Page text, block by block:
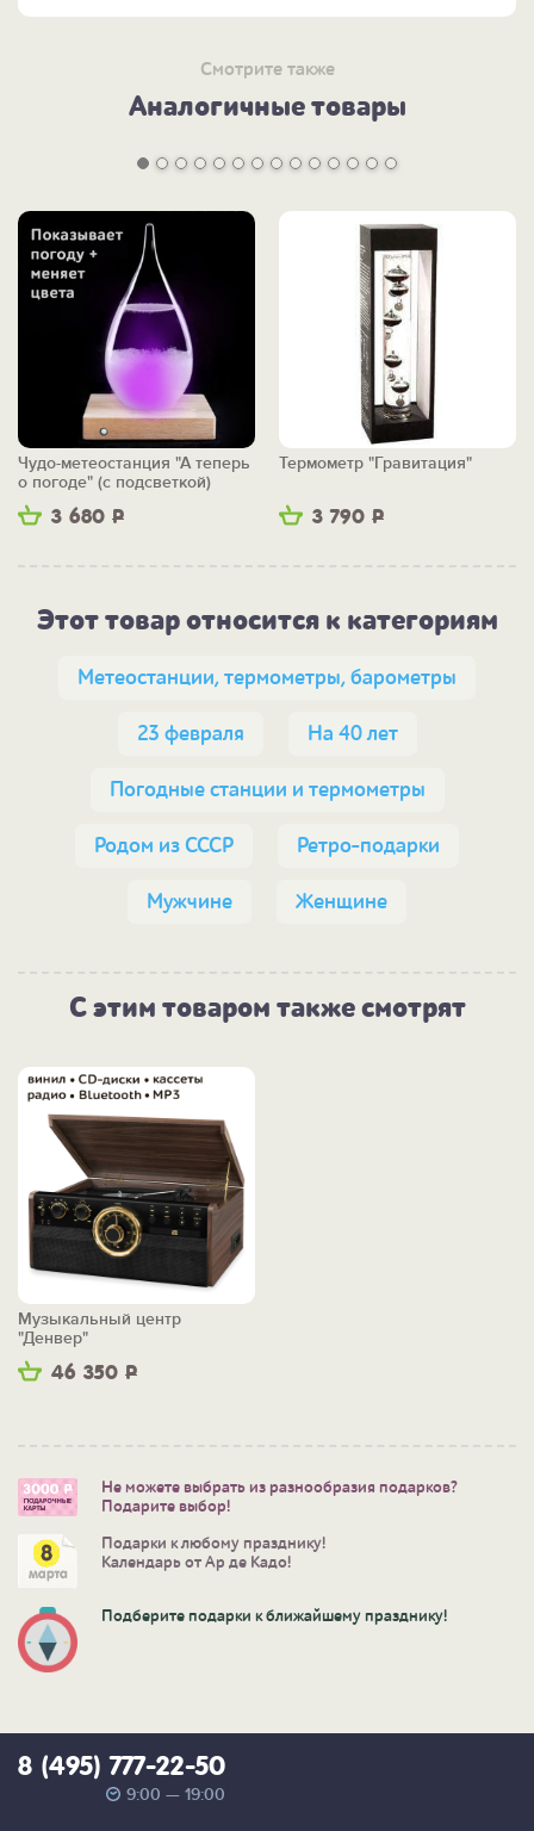
Смотрите также
Аналогичные товары
3 680 Р
Чудо-метеостанция "А теперь
о погоде" (с подсветкой)
3 790 Р
Термометр "Гравитация"
Этот товар относится к категориям
Метеостанции, термометры, барометры
23 февраля На 40 лет
Погодные станции и термометры
Родом из СССР Ретро-подарки
Мужчине Женщине
С этим товаром также смотрят
46 350 Р
Музыкальный центр
"Денвер"
Не можете выбрать из разнообразия подарков?
Подарите выбор!
Подарки к любому празднику!
Календарь от Ар де Кадо!
Подберите подарки к ближайшему празднику!
8 (495) 777-22-50
9:00 — 19:00